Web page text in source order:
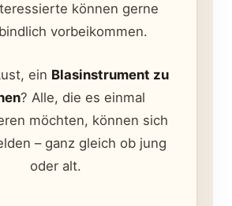
können gerne
vorbeikommen.
ein Blasinstrument zu
? Alle, die es einmal
möchten, können sich
– ganz gleich ob jung
oder alt.